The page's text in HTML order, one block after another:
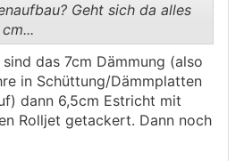
..
Geht sich da alles
das 7cm Dämmung (also
in Schüttung/Dämmplatten
dann 6,5cm Estricht mit
Rolljet getackert. Dann noch